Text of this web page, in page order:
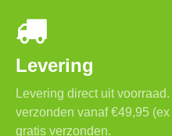
Levering
Levering direct uit
verzonden vanaf €49,95
gratis verzonden.